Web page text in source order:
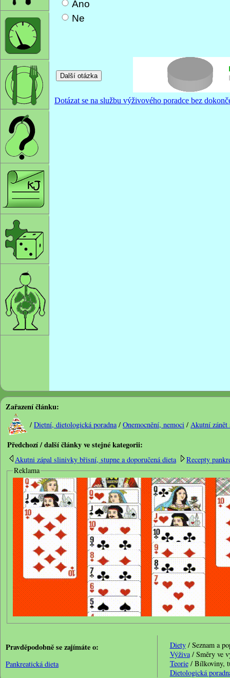
Zařazení článku:
/ Dietní, dietologická poradna/ Onemocnění, nemoci / Akutní
Předchozí / další články ve stejné kategorii:
Akutni zápal slinivky břisní, stupne a doporučená dieta
Recepty
Reklama
Pravděpodobně se zajímáte o:
Pankreatická dieta
Diety/ Seznam a
Výživa/ Směry ve
Teorie/ Bílkoviny,
Dietologická